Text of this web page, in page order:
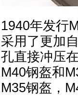
1940年发行
采用了更加
孔直接冲压
M40钢盔和
M35钢盔，